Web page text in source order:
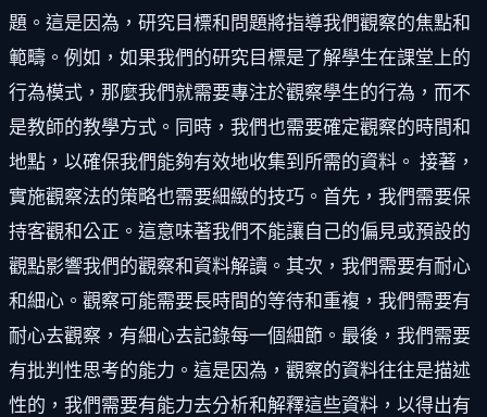
題。這是因為，研究目標和問題將指導我們觀察的焦點和
範疇。例如，如果我們的研究目標是了解學生在課堂上的
行為模式，那麼我們就需要專注於觀察學生的行為，而不
是教師的教學方式。同時，我們也需要確定觀察的時間和
地點，以確保我們能夠有效地收集到所需的資料。 接著，
實施觀察法的策略也需要細緻的技巧。首先，我們需要保
持客觀和公正。這意味著我們不能讓自己的偏見或預設的
觀點影響我們的觀察和資料解讀。其次，我們需要有耐心
和細心。觀察可能需要長時間的等待和重複，我們需要有
耐心去觀察，有細心去記錄每一個細節。最後，我們需要
有批判性思考的能力。這是因為，觀察的資料往往是描述
性的，我們需要有能力去分析和解釋這些資料，以得出有